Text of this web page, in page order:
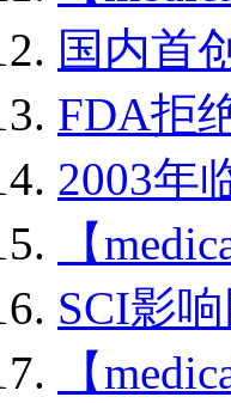
国内首
FDA拒
2003年
【
SCI影
【